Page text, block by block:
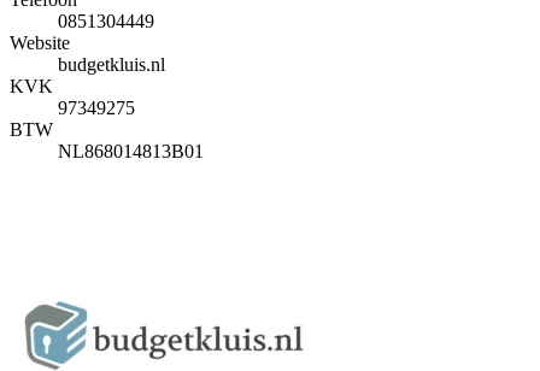
0851304449
Website
budgetkluis.nl
KVK
97349275
BTW
NL868014813B01